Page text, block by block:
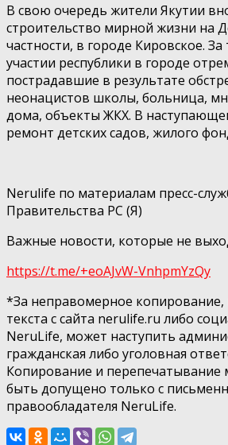
В свою очередь жители Якутии
строительство мирной жизни на
частности, в городе Кировское.
участии республики в городе
пострадавшие в результате
неонацистов школы, больница,
дома, объекты ЖКХ. В
ремонт детских садов, жилого
Nerulife по материалам пресс-
Правительства РС (Я)
Важные новости, которые не
https://t.me/+eoAJvW-VnhpmYzQy
*За неправомерное копирование,
текста с сайта nerulife.ru либо
NeruLife, может наступить
гражданская либо уголовная
Копирование и перепечатывание
быть допущено только с
правообладателя NeruLife.